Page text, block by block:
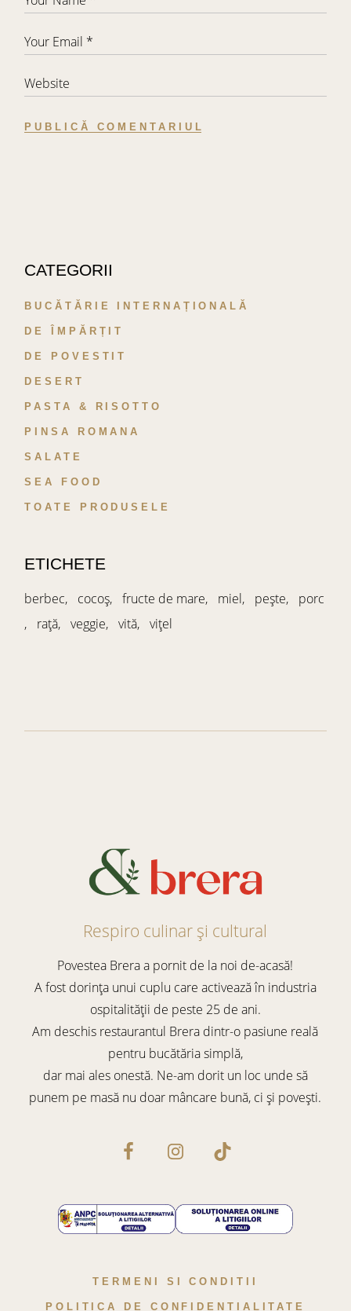
PUBLICĂ COMENTARIUL
CATEGORII
BUCĂTĂRIE INTERNAȚIONALĂ
DE ÎMPĂRȚIT
DE POVESTIT
DESERT
PASTA & RISOTTO
PINSA ROMANA
SALATE
SEA FOOD
TOATE PRODUSELE
ETICHETE
berbec cocoș fructe de mare miel pește
porc
rață
veggie vită vițel
Respiro culinar și cultural
Povestea Brera a pornit de la noi de-acasă!
A fost dorința unui cuplu care activează în industria
ospitalității de peste 25 de ani.
Am deschis restaurantul Brera dintr-o pasiune reală
pentru bucătăria simplă,
dar mai ales onestă. Ne-am dorit un loc unde să
punem pe masă nu doar mâncare bună, ci și povești.
TERMENI SI CONDITII
POLITICA DE CONFIDENTIALITATE